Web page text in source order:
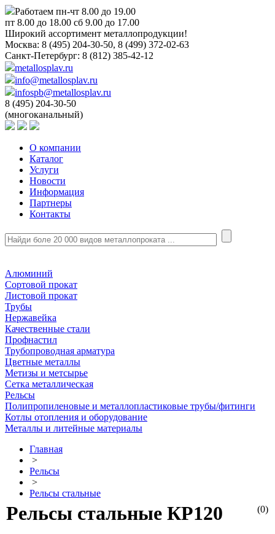
Работаем пн-чт 8.00 до 19.00
пт 8.00 до 18.00 сб 9.00 до 17.00
Широкий ассортимент металлопродукции!
Москва: 8 (495) 204-30-50, 8 (499) 372-02-63
Санкт-Петербург: 8 (812) 385-42-12
metallosplav.ru
info@metallosplav.ru
infospb@metallosplav.ru
8 (495) 204-30-50
(многоканальный)
О компании
Каталог
Услуги
Новости
Информация
Партнеры
Контакты
Алюминий
Сортовой прокат
Листовой прокат
Трубы
Нержавейка
Качественные стали
Профнастил
Трубопроводная арматура
Цветные металлы
Метизы и метсырье
Сетка металлическая
Рельсы
Полипропиленовые и металлопластиковые трубы/фитинги
Котлы отопления и оборудование
Металлы и литейные материалы
Главная
>
Рельсы
>
Рельсы стальные
(0)
Рельсы стальные КР120